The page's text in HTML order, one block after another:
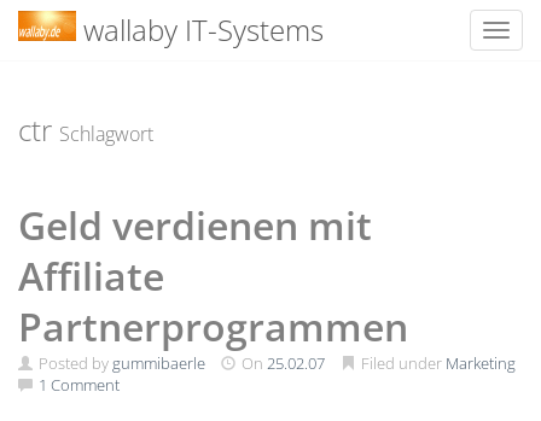
content
wallaby IT-Systems
ctr Schlagwort
Geld verdienen mit
Affiliate
Partnerprogrammen
Posted bygummibaerle On 25.02.07 Filed under Marketing
1 Comment